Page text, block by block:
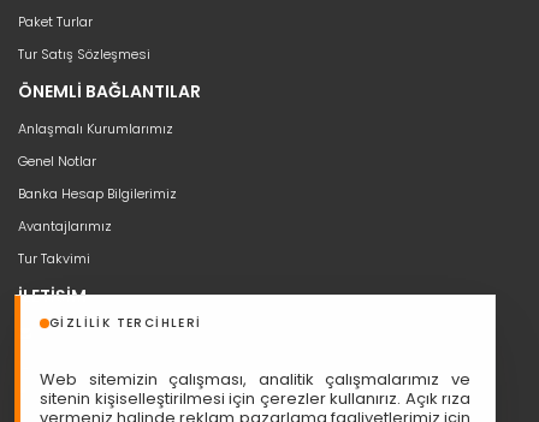
GIZLILIK TERCIHLERI
Web sitemizin çalışması, analitik çalışmalarımız ve
sitenin kişiselleştirilmesi için çerezler kullanırız. Açık rıza
Paket Turlar
Tur Satış Sözleşmesi
ÖNEMLİ BAĞLANTILAR
Anlaşmalı Kurumlarımız
Genel Notlar
Banka Hesap Bilgilerimiz
Avantajlarımız
Tur Takvimi
İLETİŞİM
bilgi@seyahat53.com
Cumhuriyet, Sakarya Cd. Ali Nazmi İşhanı No:1/11, 06420 Çankaya